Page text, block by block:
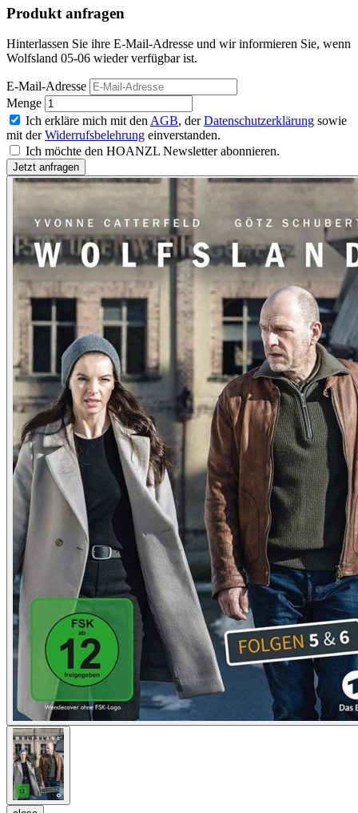
Produkt anfragen
Hinterlassen Sie ihre E-Mail-Adresse und wir informieren Sie, wenn
Wolfsland 05-06 wieder verfügbar ist.
E-Mail-Adresse
Menge
Ich erkläre mich mit den AGB, derDatenschutzerklärung sowie
mit derWiderrufsbelehrung einverstanden.
Ich möchte den HOANZL Newsletter abonnieren.